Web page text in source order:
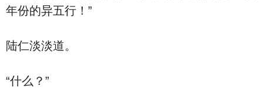
年份的异五行！”
陆仁淡淡道。
“什么？”